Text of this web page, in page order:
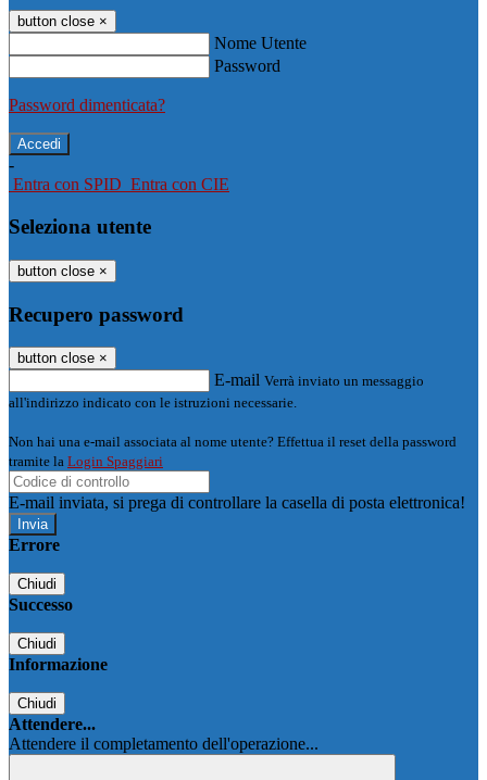
button close ×
Nome Utente
Password
Password dimenticata?
-
Entra con SPID Entra con CIE
Seleziona utente
button close ×
Recupero password
button close ×
E-mail Verrà inviato un messaggio
all'indirizzo indicato con le istruzioni necessarie.
Non hai una e-mail associata al nome utente? Effettua il reset della password
tramite la Login Spaggiari
E-mail inviata, si prega di controllare la casella di posta elettronica!
Errore
Chiudi
Successo
Chiudi
Informazione
Chiudi
Attendere...
Attendere il completamento dell'operazione...